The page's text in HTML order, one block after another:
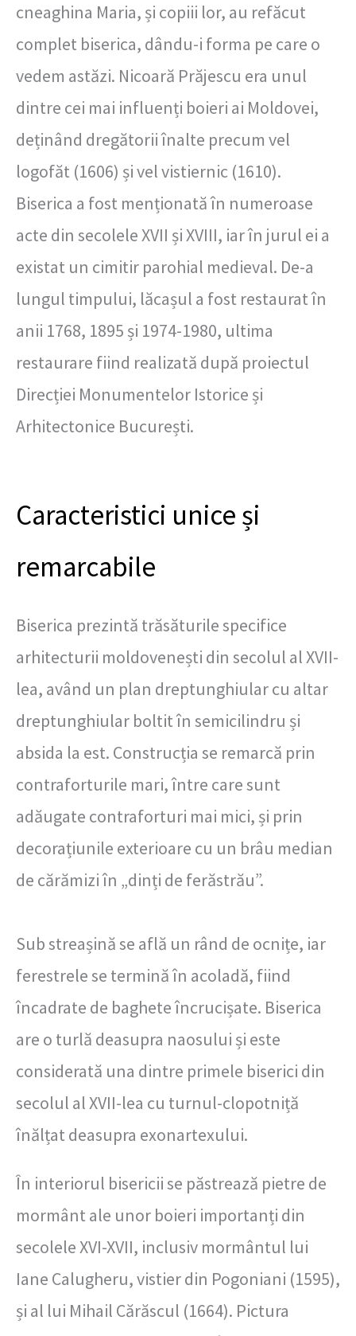
cneaghina Maria, și copiii lor, au refăcut
complet biserica, dându-i forma pe care o
vedem astăzi. Nicoară Prăjescu era unul
dintre cei mai influenți boieri ai Moldovei,
deținând dregătorii înalte precum vel
logofăt (1606) și vel vistiernic (1610).
Biserica a fost menționată în numeroase
acte din secolele XVII și XVIII, iar în jurul ei a
existat un cimitir parohial medieval. De-a
lungul timpului, lăcașul a fost restaurat în
anii 1768, 1895 și 1974-1980, ultima
restaurare fiind realizată după proiectul
Direcției Monumentelor Istorice și
Arhitectonice București.
Caracteristici unice și
remarcabile
Biserica prezintă trăsăturile specifice
arhitecturii moldovenești din secolul al XVII-
lea, având un plan dreptunghiular cu altar
dreptunghiular boltit în semicilindru și
absida la est. Construcția se remarcă prin
contraforturile mari, între care sunt
adăugate contraforturi mai mici, și prin
decorațiunile exterioare cu un brâu median
de cărămizi în „dinți de ferăstrău”.
Sub streașină se află un rând de ocnițe, iar
ferestrele se termină în acoladă, fiind
încadrate de baghete încrucișate. Biserica
are o turlă deasupra naosului și este
considerată una dintre primele biserici din
secolul al XVII-lea cu turnul-clopotniță
înălțat deasupra exonartexului.
În interiorul bisericii se păstrează pietre de
mormânt ale unor boieri importanți din
secolele XVI-XVII, inclusiv mormântul lui
Iane Calugheru, vistier din Pogoniani (1595),
și al lui Mihail Cărăscul (1664). Pictura